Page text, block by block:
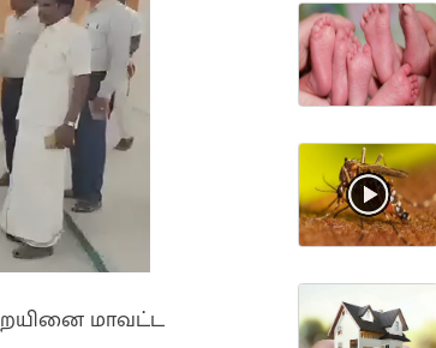
மாவட்ட